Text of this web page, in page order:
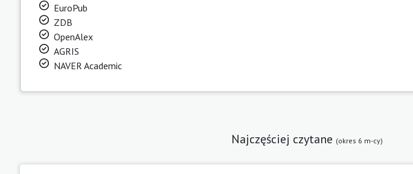
EuroPub
ZDB
OpenAlex
AGRIS
NAVER Academic
Najczęściej czytane (okres 6 m-cy)